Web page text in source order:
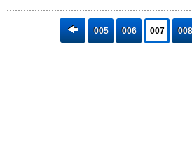
005 006 007 008